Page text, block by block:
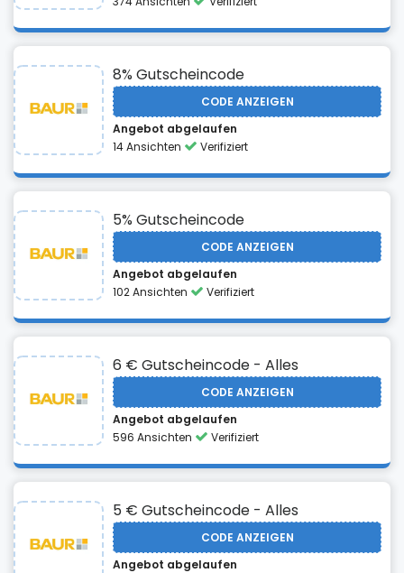
8% Gutscheincode
CODE ANZEIGEN
Angebot abgelaufen
14 Ansichten
Verifiziert
5% Gutscheincode
CODE ANZEIGEN
Angebot abgelaufen
102 Ansichten
Verifiziert
6 € Gutscheincode - Alles
CODE ANZEIGEN
Angebot abgelaufen
596 Ansichten
Verifiziert
5 € Gutscheincode - Alles
CODE ANZEIGEN
Angebot abgelaufen